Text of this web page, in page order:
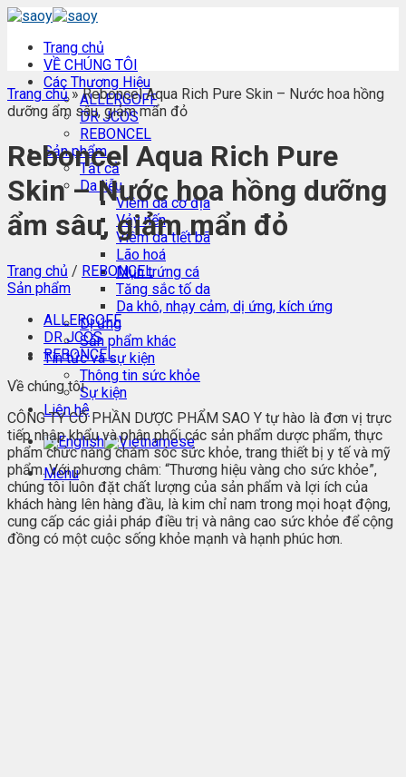
Skip
contentTrang chủ
VỀ CHÚNG TÔI
Các Thương Hiệu
ALLERGOFF
DR JCOS
REBONCEL
Sản phẩm
Tất cả
Da liễu
Viêm da cơ địa
Vảy nến
Viêm da tiết bã
Lão hoá
Mụn trứng cá
Tăng sắc tố da
Da khô, nhạy cảm, dị ứng, kích ứng
Dị ứng
Sản phẩm khác
Tin tức và sự kiện
Thông tin sức khỏe
Sự kiện
Liên hệ
Menu
Trang chủ»Reboncel Aqua Rich Pure Skin – Nước hoa hồng
dưỡng ẩm sâu, giảm mẩn đỏ
Reboncel Aqua Rich Pure
Skin – Nước hoa hồng dưỡng
ẩm sâu, giảm mẩn đỏ
Trang chủ / REBONCEL
Sản phẩm
ALLERGOFF
DR JCOS
REBONCEL
Về chúng tôi
CÔNG TY CỔ PHẦN DƯỢC PHẨM SAO Y tự hào là đơn vị trực
tiếp nhập khẩu và phân phối các sản phẩm dược phẩm, thực
phẩm chức năng chăm sóc sức khỏe, trang thiết bị y tế và mỹ
phẩm. Với phương châm: “Thương hiệu vàng cho sức khỏe”,
chúng tôi luôn đặt chất lượng của sản phẩm và lợi ích của
khách hàng lên hàng đầu, là kim chỉ nam trong mọi hoạt động,
cung cấp các giải pháp điều trị và nâng cao sức khỏe để cộng
đồng có một cuộc sống khỏe mạnh và hạnh phúc hơn.